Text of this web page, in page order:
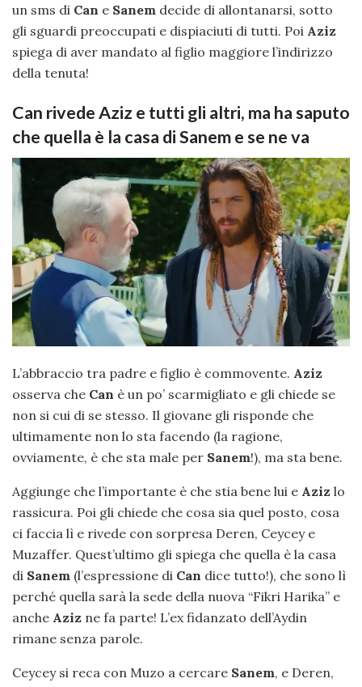
un sms di Can e Sanem decide di allontanarsi, sotto
gli sguardi preoccupati e dispiaciuti di tutti. Poi Aziz
spiega di aver mandato al figlio maggiore l’indirizzo
della tenuta!
Can rivede Aziz e tutti gli altri, ma ha saputo
che quella è la casa di Sanem e se ne va
L’abbraccio tra padre e figlio è commovente. Aziz
osserva che Can è un po’ scarmigliato e gli chiede se
non si cui di se stesso. Il giovane gli risponde che
ultimamente non lo sta facendo (la ragione,
ovviamente, è che sta male per Sanem!), ma sta bene.
Aggiunge che l’importante è che stia bene lui e Aziz lo
rassicura. Poi gli chiede che cosa sia quel posto, cosa
ci faccia lì e rivede con sorpresa Deren, Ceycey e
Muzaffer. Quest’ultimo gli spiega che quella è la casa
di Sanem (l’espressione di Can dice tutto!), che sono lì
perché quella sarà la sede della nuova “Fikri Harika” e
anche Aziz ne fa parte! L’ex fidanzato dell’Aydin
rimane senza parole.
Ceycey si reca con Muzo a cercare Sanem, e Deren,